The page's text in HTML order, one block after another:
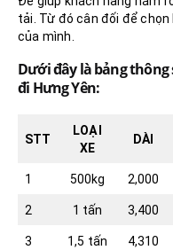
tải. Từ đó cân đối để
của mình.
Dưới đây là bảng thông
đi Hưng Yên:
STT
LOẠI
XE
DÀI
1 500kg 2,000
2 1 tấn 3,400
3 1,5 tấn 4,310